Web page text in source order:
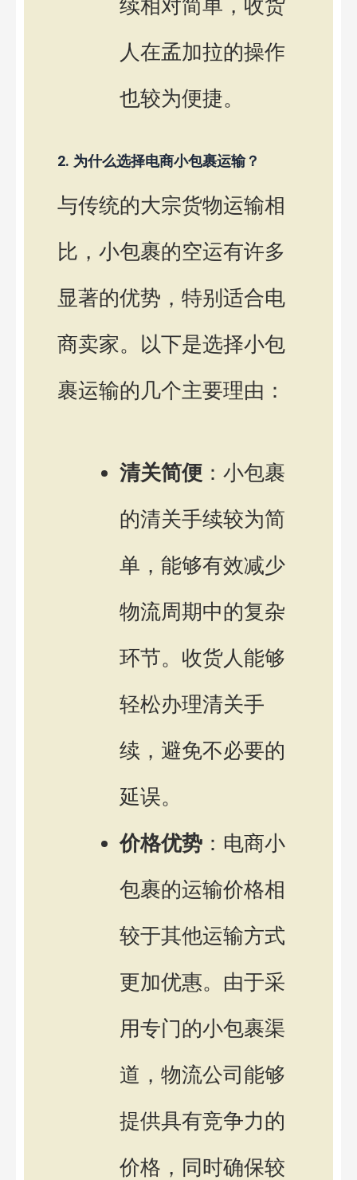
续相对简单，收货
人在孟加拉的操作
也较为便捷。
2. 为什么选择电商小包裹运输？
与传统的大宗货物运输相
比，小包裹的空运有许多
显著的优势，特别适合电
商卖家。以下是选择小包
裹运输的几个主要理由：
清关简便 ：小包裹
的清关手续较为简
单，能够有效减少
物流周期中的复杂
环节。收货人能够
轻松办理清关手
续，避免不必要的
延误。
价格优势 ：电商小
包裹的运输价格相
较于其他运输方式
更加优惠。由于采
用专门的小包裹渠
道，物流公司能够
提供具有竞争力的
价格，同时确保较